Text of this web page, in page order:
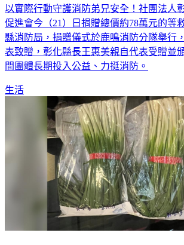
以實際行動守護消防弟兄安全！社團法人
促進會今（21）日捐贈總價約78萬元的等
縣消防局，捐贈儀式於鹿鳴消防分隊舉行
表致贈，彰化縣長王惠美親自代表受贈並
間團體長期投入公益、力挺消防。
生活